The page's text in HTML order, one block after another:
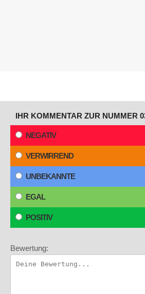
IHR KOMMENTAR ZUR NUMMER
NEGATIV
VERWIRREND
UNBEKANNTE
EGAL
POSITIV
Bewertung: